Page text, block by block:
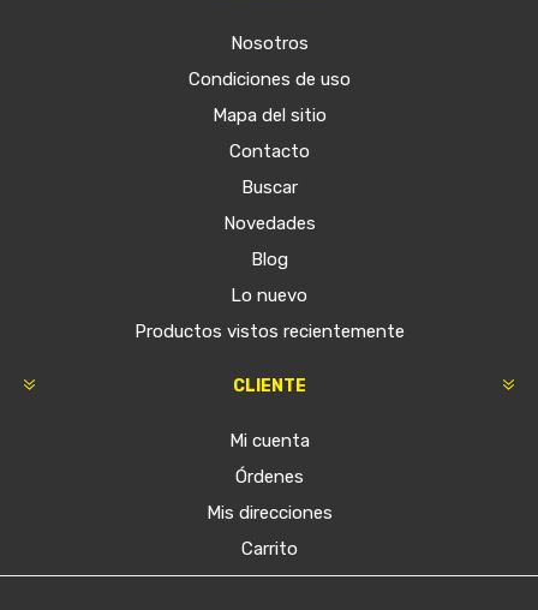
Nosotros
Condiciones de uso
Mapa del sitio
Contacto
Buscar
Novedades
Blog
Lo nuevo
Productos vistos recientemente
CLIENTE
Mi cuenta
Órdenes
Mis direcciones
Carrito